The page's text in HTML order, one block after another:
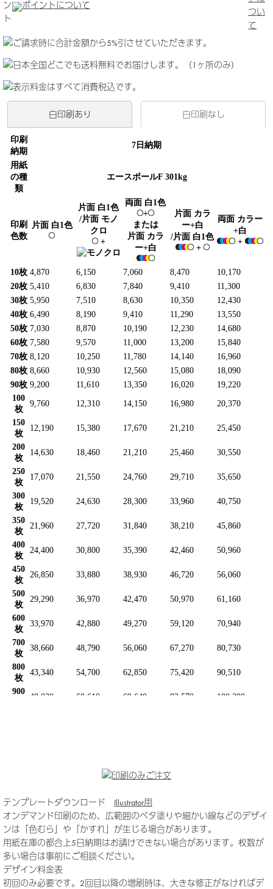
ン
ト
ポイントについて
つい
て
白印刷あり 白印刷なし
テンプレートダウンロード Illustrator用
オンデマンド印刷のため、広範囲のベタ塗りや細かい線などのデザイ
ンは「色むら」や「かすれ」が生じる場合があります。
用紙在庫の都合上5日納期はお請けできない場合があります。枚数が
多い場合は事前にご相談ください。
デザイン料金表
初回のみ必要です。2回目以降の増刷時は、大きな修正がなければデ